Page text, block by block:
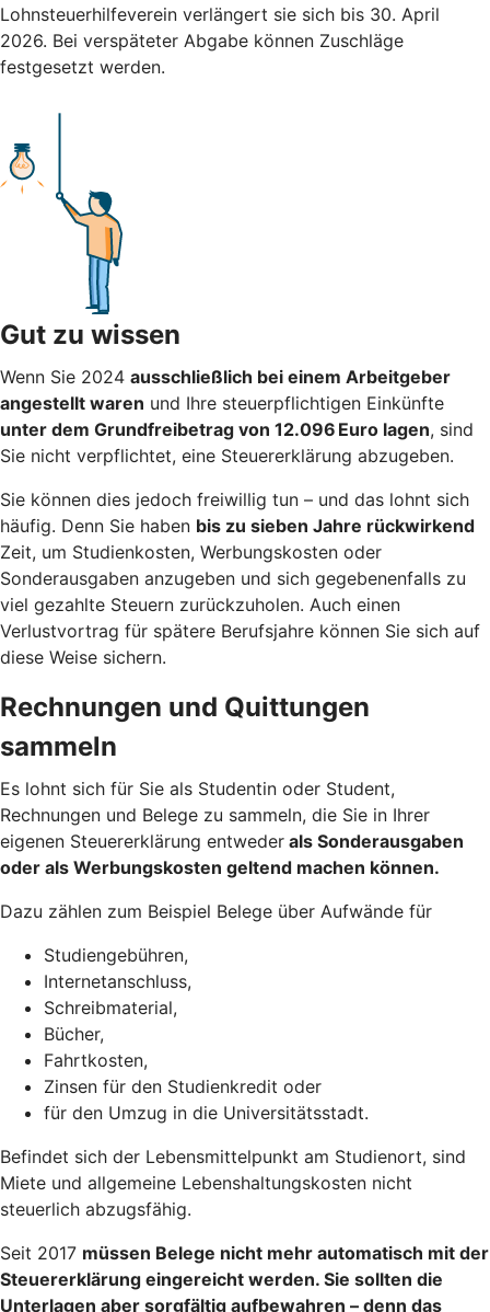
Lohnsteuerhilfeverein verlängert sie sich bis 30. April
2026. Bei verspäteter Abgabe können Zuschläge
festgesetzt werden.
Gut zu wissen
Wenn Sie 2024 ausschließlich bei einem Arbeitgeber
angestellt waren und Ihre steuerpflichtigen Einkünfte
unter dem Grundfreibetrag von 12.096 Euro lagen, sind
Sie nicht verpflichtet, eine Steuererklärung abzugeben.
Sie können dies jedoch freiwillig tun – und das lohnt sich
häufig. Denn Sie haben bis zu sieben Jahre rückwirkend
Zeit, um Studienkosten, Werbungskosten oder
Sonderausgaben anzugeben und sich gegebenenfalls zu
viel gezahlte Steuern zurückzuholen. Auch einen
Verlustvortrag für spätere Berufsjahre können Sie sich auf
diese Weise sichern.
Rechnungen und Quittungen
sammeln
Es lohnt sich für Sie als Studentin oder Student,
Rechnungen und Belege zu sammeln, die Sie in Ihrer
eigenen Steuererklärung entweder als Sonderausgaben
oder als Werbungskosten geltend machen können.
Dazu zählen zum Beispiel Belege über Aufwände für
Studiengebühren,
Internetanschluss,
Schreibmaterial,
Bücher,
Fahrtkosten,
Zinsen für den Studienkredit oder
für den Umzug in die Universitätsstadt.
Befindet sich der Lebensmittelpunkt am Studienort, sind
Miete und allgemeine Lebenshaltungskosten nicht
steuerlich abzugsfähig.
Seit 2017 müssen Belege nicht mehr automatisch mit der
Steuererklärung eingereicht werden. Sie sollten die
Unterlagen aber sorgfältig aufbewahren – denn das